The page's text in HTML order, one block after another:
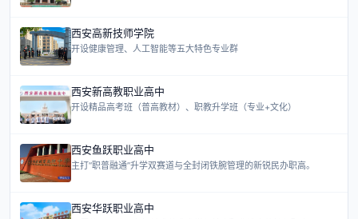
西安高新技师学院
开设健康管理、人工智能等五大特色专业群
西安新高教职业高中
开设精品高考班（普高教材）、职教升学班（专业+文化）
西安鱼跃职业高中
主打“职普融通”升学双赛道与全封闭铁腕管理的新锐民办职高。
西安华跃职业高中